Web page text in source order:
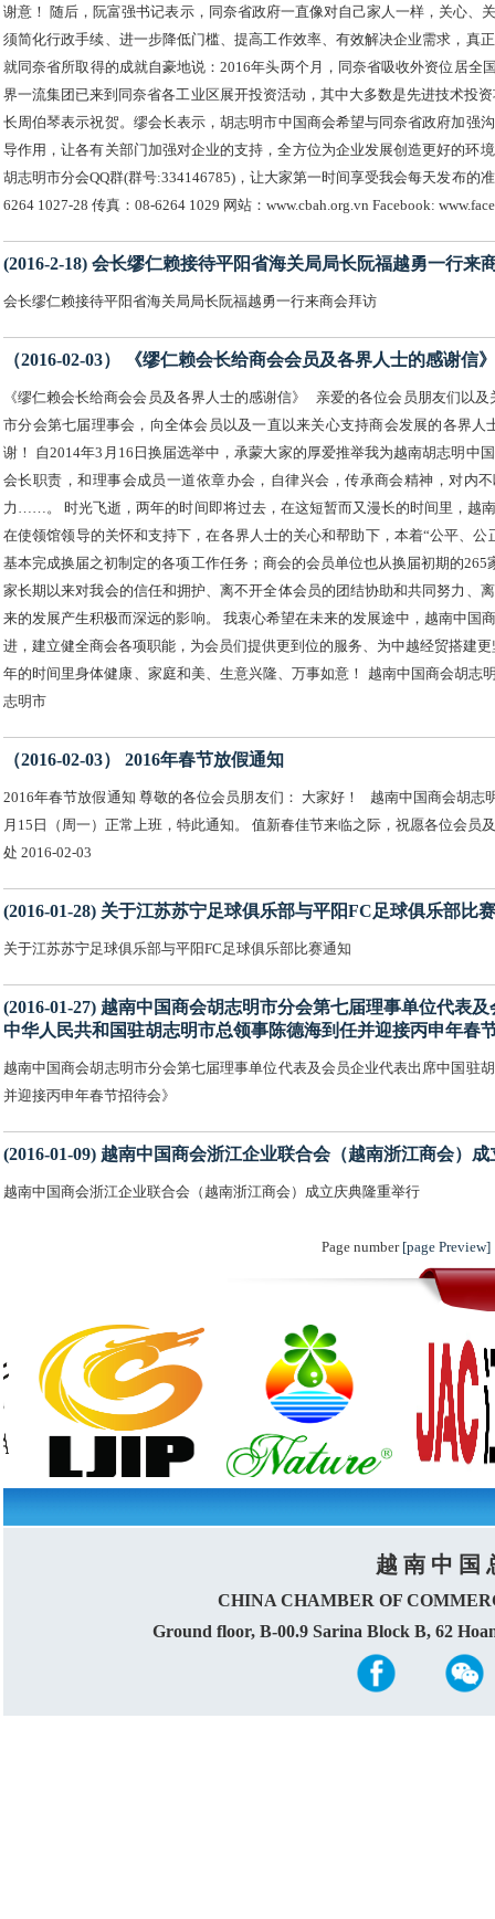
谢意！ 随后，阮富强书记表示，同奈省政府一直像对自己家人一样，关心
须简化行政手续、进一步降低门槛、提高工作效率、有效解决企业需求，真
就同奈省所取得的成就自豪地说：2016年头两个月，同奈省吸收外资位居
界一流集团已来到同奈省各工业区展开投资活动，其中大多数是先进技术投
长周伯琴表示祝贺。缪会长表示，胡志明市中国商会希望与同奈省政府加强
导作用，让各有关部门加强对企业的支持，全方位为企业发展创造更好的环
胡志明市分会QQ群(群号:334146785)，让大家第一时间享受我会每天发布的
6264 1027-28 传真：08-6264 1029 网站：www.cbah.org.vn Facebook:
(2016-2-18) 会长缪仁赖接待平阳省海关局局长阮福越勇一行来
会长缪仁赖接待平阳省海关局局长阮福越勇一行来商会拜访
（2016-02-03） 《缪仁赖会长给商会会员及各界人士的感谢信》
《缪仁赖会长给商会会员及各界人士的感谢信》 亲爱的各位会员朋友们以
市分会第七届理事会，向全体会员以及一直以来关心支持商会发展的各界
谢！ 自2014年3月16日换届选举中，承蒙大家的厚爱推举我为越南胡志明
会长职责，和理事会成员一道依章办会，自律兴会，传承商会精神，对内
力……。 时光飞逝，两年的时间即将过去，在这短暂而又漫长的时间里，越
在使领馆领导的关怀和支持下，在各界人士的关心和帮助下，本着“公平、
基本完成换届之初制定的各项工作任务；商会的会员单位也从换届初期的
家长期以来对我会的信任和拥护、离不开全体会员的团结协助和共同努力、
来的发展产生积极而深远的影响。 我衷心希望在未来的发展途中，越南中
进，建立健全商会各项职能，为会员们提供更到位的服务、为中越经贸搭建
年的时间里身体健康、家庭和美、生意兴隆、万事如
志明市
（2016-02-03） 2016年春节放假通知
2016年春节放假通知 尊敬的各位会员朋友们： 大家好！ 越南中国商会胡
月15日（周一）正常上班，特此通知。 值新春佳节来临之际，祝愿各位会
处 2016-02-03
(2016-01-28) 关于江苏苏宁足球俱乐部与平阳FC足球俱乐部比
关于江苏苏宁足球俱乐部与平阳FC足球俱乐部比赛通知
(2016-01-27) 越南中国商会胡志明市分会第七届理事单位代表
中华人民共和国驻胡志明市总领事陈德海到任并迎接丙申年春
越南中国商会胡志明市分会第七届理事单位代表及会员企业代表出席中国驻
并迎接丙申年春节招待会》
(2016-01-09) 越南中国商会浙江企业联合会（越南浙江商会）
越南中国商会浙江企业联合会（越南浙江商会）成立庆典隆重举行
Page number [page Preview]
越 南 中 国
CHINA CHAMBER OF
Ground floor, B-00.9 Sarina Block B, 62